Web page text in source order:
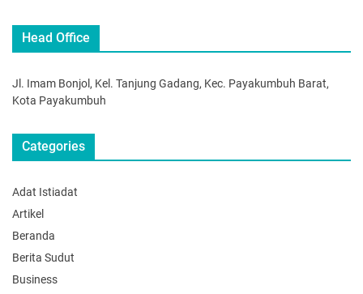
Head Office
Jl. Imam Bonjol, Kel. Tanjung Gadang, Kec. Payakumbuh Barat,
Kota Payakumbuh
Categories
Adat Istiadat
Artikel
Beranda
Berita Sudut
Business